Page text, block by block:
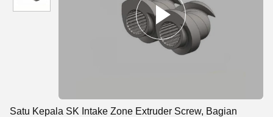
Satu Kepala SK Intake Zone Extruder Screw, Bagian